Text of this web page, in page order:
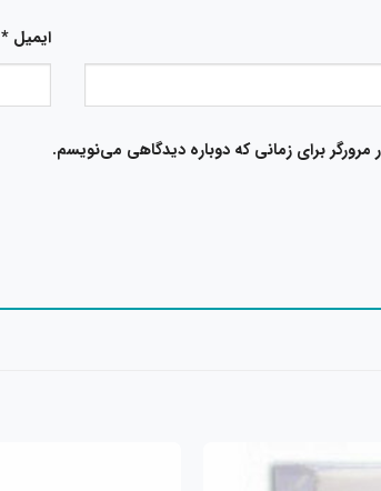
ایمیل *
برای زمانی که دوباره دیدگاهی می‌نویسم.